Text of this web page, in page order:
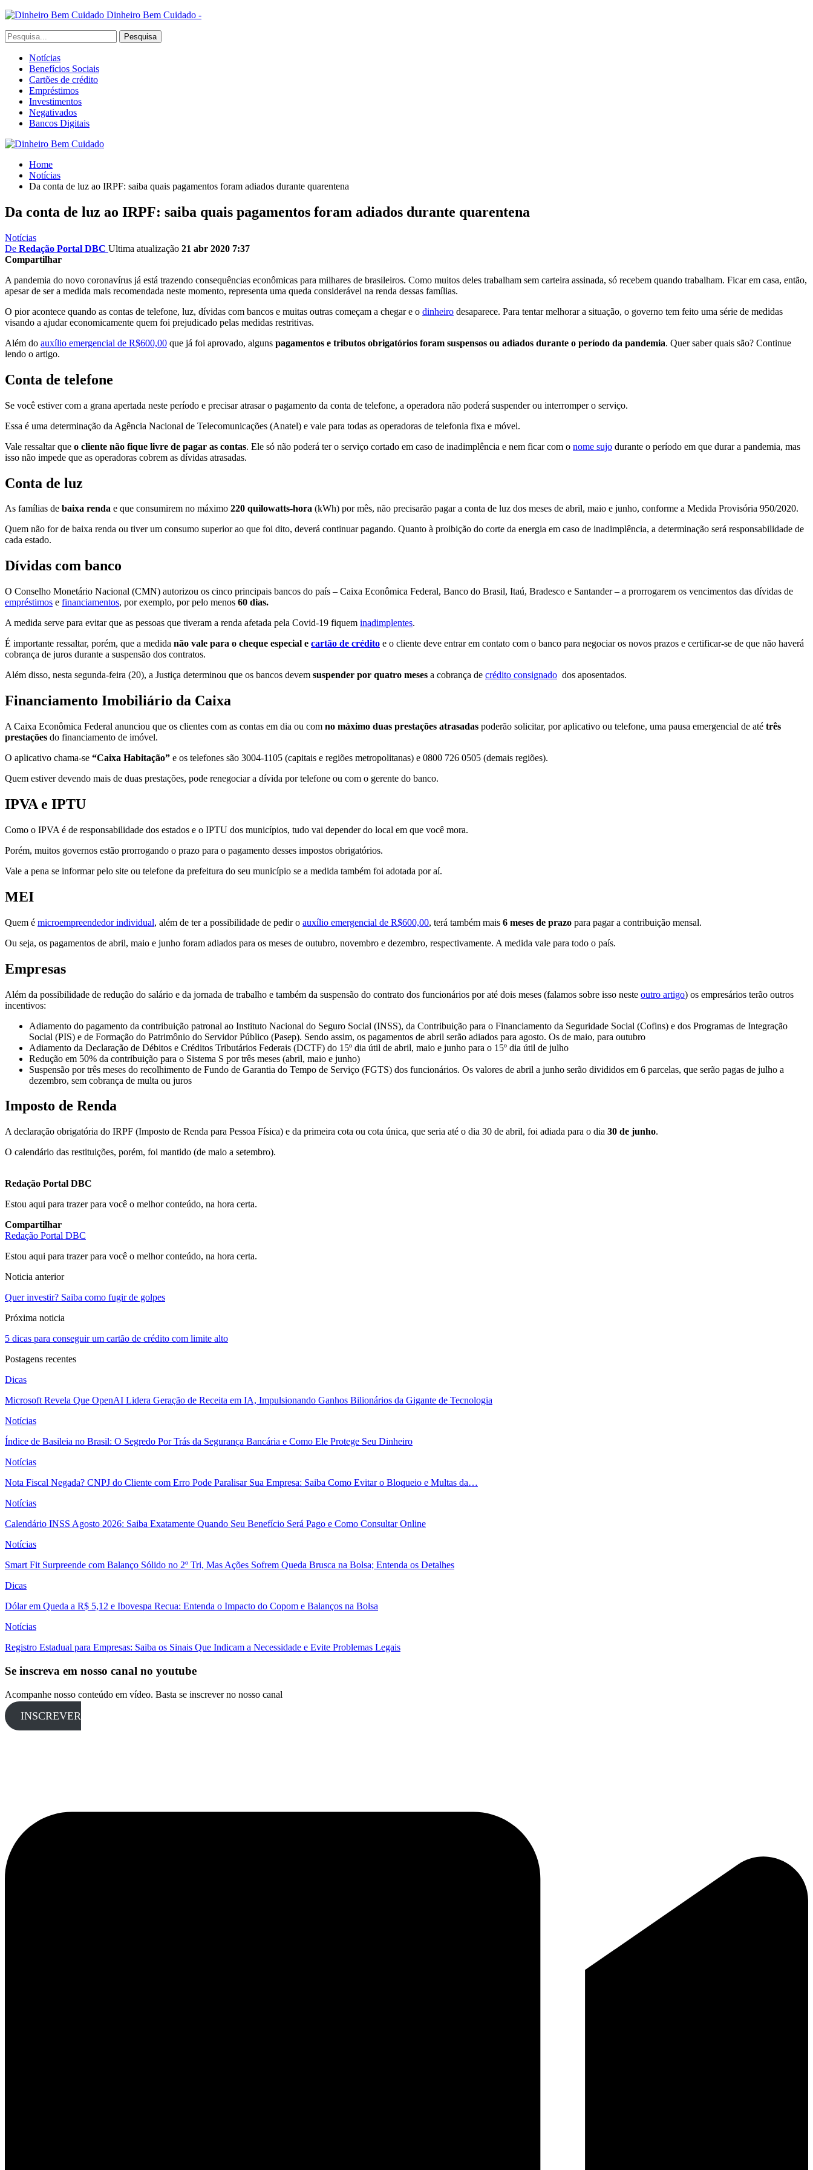
Dinheiro Bem Cuidado -
Notícias
Benefícios Sociais
Cartões de crédito
Empréstimos
Investimentos
Negativados
Bancos Digitais
Home
Notícias
Da conta de luz ao IRPF: saiba quais pagamentos foram adiados durante quarentena
Da conta de luz ao IRPF: saiba quais pagamentos foram adiados durante quarentena
Notícias
De Redação Portal DBC Ultima atualização 21 abr 2020 7:37
Compartilhar
A pandemia do novo coronavírus já está trazendo consequências econômicas para milhares de brasileiros. Como muitos deles trabalham sem carteira assinada, só recebem quando trabalham. Ficar em casa, então,
apesar de ser a medida mais recomendada neste momento, representa uma queda considerável na renda dessas famílias.
O pior acontece quando as contas de telefone, luz, dívidas com bancos e muitas outras começam a chegar e o dinheiro desaparece. Para tentar melhorar a situação, o governo tem feito uma série de medidas
visando a ajudar economicamente quem foi prejudicado pelas medidas restritivas.
Além do auxílio emergencial de R$600,00 que já foi aprovado, alguns pagamentos e tributos obrigatórios foram suspensos ou adiados durante o período da pandemia. Quer saber quais são? Continue
lendo o artigo.
Conta de telefone
Se você estiver com a grana apertada neste período e precisar atrasar o pagamento da conta de telefone, a operadora não poderá suspender ou interromper o serviço.
Essa é uma determinação da Agência Nacional de Telecomunicações (Anatel) e vale para todas as operadoras de telefonia fixa e móvel.
Vale ressaltar que o cliente não fique livre de pagar as contas. Ele só não poderá ter o serviço cortado em caso de inadimplência e nem ficar com o nome sujo durante o período em que durar a pandemia, mas
isso não impede que as operadoras cobrem as dívidas atrasadas.
Conta de luz
As famílias de baixa renda e que consumirem no máximo 220 quilowatts-hora (kWh) por mês, não precisarão pagar a conta de luz dos meses de abril, maio e junho, conforme a Medida Provisória 950/2020.
Quem não for de baixa renda ou tiver um consumo superior ao que foi dito, deverá continuar pagando. Quanto à proibição do corte da energia em caso de inadimplência, a determinação será responsabilidade de
cada estado.
Dívidas com banco
O Conselho Monetário Nacional (CMN) autorizou os cinco principais bancos do país – Caixa Econômica Federal, Banco do Brasil, Itaú, Bradesco e Santander – a prorrogarem os vencimentos das dívidas de
empréstimos e financiamentos, por exemplo, por pelo menos 60 dias.
A medida serve para evitar que as pessoas que tiveram a renda afetada pela Covid-19 fiquem inadimplentes.
É importante ressaltar, porém, que a medida não vale para o cheque especial e cartão de crédito e o cliente deve entrar em contato com o banco para negociar os novos prazos e certificar-se de que não haverá
cobrança de juros durante a suspensão dos contratos.
Além disso, nesta segunda-feira (20), a Justiça determinou que os bancos devem suspender por quatro meses a cobrança de crédito consignado dos aposentados.
Financiamento Imobiliário da Caixa
A Caixa Econômica Federal anunciou que os clientes com as contas em dia ou com no máximo duas prestações atrasadas poderão solicitar, por aplicativo ou telefone, uma pausa emergencial de até três
prestações do financiamento de imóvel.
O aplicativo chama-se “Caixa Habitação” e os telefones são 3004-1105 (capitais e regiões metropolitanas) e 0800 726 0505 (demais regiões).
Quem estiver devendo mais de duas prestações, pode renegociar a dívida por telefone ou com o gerente do banco.
IPVA e IPTU
Como o IPVA é de responsabilidade dos estados e o IPTU dos municípios, tudo vai depender do local em que você mora.
Porém, muitos governos estão prorrogando o prazo para o pagamento desses impostos obrigatórios.
Vale a pena se informar pelo site ou telefone da prefeitura do seu município se a medida também foi adotada por aí.
MEI
Quem é microempreendedor individual, além de ter a possibilidade de pedir o auxílio emergencial de R$600,00, terá também mais 6 meses de prazo para pagar a contribuição mensal.
Ou seja, os pagamentos de abril, maio e junho foram adiados para os meses de outubro, novembro e dezembro, respectivamente. A medida vale para todo o país.
Empresas
Além da possibilidade de redução do salário e da jornada de trabalho e também da suspensão do contrato dos funcionários por até dois meses (falamos sobre isso neste outro artigo) os empresários terão outros
incentivos:
Adiamento do pagamento da contribuição patronal ao Instituto Nacional do Seguro Social (INSS), da Contribuição para o Financiamento da Seguridade Social (Cofins) e dos Programas de Integração
Social (PIS) e de Formação do Patrimônio do Servidor Público (Pasep). Sendo assim, os pagamentos de abril serão adiados para agosto. Os de maio, para outubro
Adiamento da Declaração de Débitos e Créditos Tributários Federais (DCTF) do 15º dia útil de abril, maio e junho para o 15º dia útil de julho
Redução em 50% da contribuição para o Sistema S por três meses (abril, maio e junho)
Suspensão por três meses do recolhimento de Fundo de Garantia do Tempo de Serviço (FGTS) dos funcionários. Os valores de abril a junho serão divididos em 6 parcelas, que serão pagas de julho a
dezembro, sem cobrança de multa ou juros
Imposto de Renda
A declaração obrigatória do IRPF (Imposto de Renda para Pessoa Física) e da primeira cota ou cota única, que seria até o dia 30 de abril, foi adiada para o dia 30 de junho.
O calendário das restituições, porém, foi mantido (de maio a setembro).
Redação Portal DBC
Estou aqui para trazer para você o melhor conteúdo, na hora certa.
Compartilhar
Redação Portal DBC
Estou aqui para trazer para você o melhor conteúdo, na hora certa.
Noticia anterior
Quer investir? Saiba como fugir de golpes
Próxima noticia
5 dicas para conseguir um cartão de crédito com limite alto
Postagens recentes
Dicas
Microsoft Revela Que OpenAI Lidera Geração de Receita em IA, Impulsionando Ganhos Bilionários da Gigante de Tecnologia
Notícias
Índice de Basileia no Brasil: O Segredo Por Trás da Segurança Bancária e Como Ele Protege Seu Dinheiro
Notícias
Nota Fiscal Negada? CNPJ do Cliente com Erro Pode Paralisar Sua Empresa: Saiba Como Evitar o Bloqueio e Multas da…
Notícias
Calendário INSS Agosto 2026: Saiba Exatamente Quando Seu Benefício Será Pago e Como Consultar Online
Notícias
Smart Fit Surpreende com Balanço Sólido no 2º Tri, Mas Ações Sofrem Queda Brusca na Bolsa; Entenda os Detalhes
Dicas
Dólar em Queda a R$ 5,12 e Ibovespa Recua: Entenda o Impacto do Copom e Balanços na Bolsa
Notícias
Registro Estadual para Empresas: Saiba os Sinais Que Indicam a Necessidade e Evite Problemas Legais
Se inscreva em nosso canal no youtube
Acompanhe nosso conteúdo em vídeo. Basta se inscrever no nosso canal
INSCREVER